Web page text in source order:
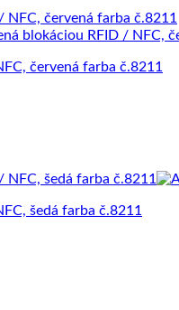
červená farba č.8211
šedá farba č.8211